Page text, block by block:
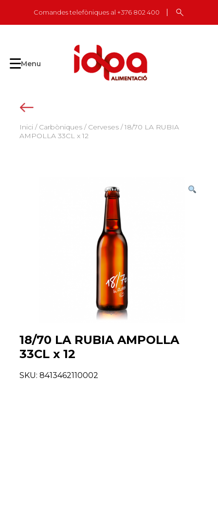
content
Comandes telefòniques al +376 802 400
Menu
Inici / Carbòniques / Cerveses / 18/70 LA RUBIA
AMPOLLA 33CL x 12
18/70 LA RUBIA AMPOLLA
33CL x 12
SKU: 8413462110002